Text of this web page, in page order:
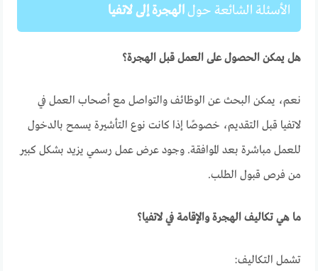
الأسئلة الشائعة حولالهجرة إلى لاتفيا
هل يمكن الحصول على العمل قبل الهجرة؟
نعم، يمكن البحث عن الوظائف والتواصل مع أصحاب العمل في
لاتفيا قبل التقديم، خصوصًا إذا كانت نوع التأشيرة يسمح بالدخول
للعمل مباشرة بعد الموافقة. وجود عرض عمل رسمي يزيد بشكل كبير
من فرص قبول الطلب.
ما هي تكاليف الهجرة والإقامة في لاتفيا؟
تشمل التكاليف: